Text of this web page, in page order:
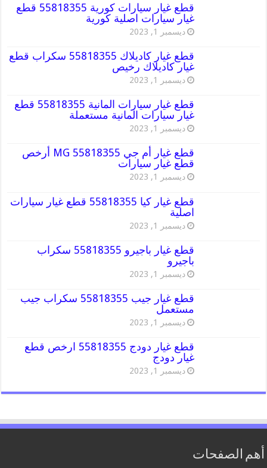
قطع غيار سيارات كورية 55818355 قطع
غيار سيارات اصلية كورية
ديسمبر 1, 2023
قطع غيار كاديلاك 55818355 سكراب قطع
غيار كاديلاك رخيص
ديسمبر 1, 2023
قطع غيار سيارات المانية 55818355 قطع
غيار سيارات المانية مستعملة
ديسمبر 1, 2023
قطع غيار أم جي MG 55818355 أرخص
قطع غيار سيارات
ديسمبر 1, 2023
قطع غيار كيا 55818355 قطع غيار سيارات
اصلية
ديسمبر 1, 2023
قطع غيار باجيرو 55818355 سكراب
باجيرو
ديسمبر 1, 2023
قطع غيار جيب 55818355 سكراب جيب
مستعمل
ديسمبر 1, 2023
قطع غيار دودج 55818355 ارخص قطع
غيار دودج
ديسمبر 1, 2023
أهم الصفحات